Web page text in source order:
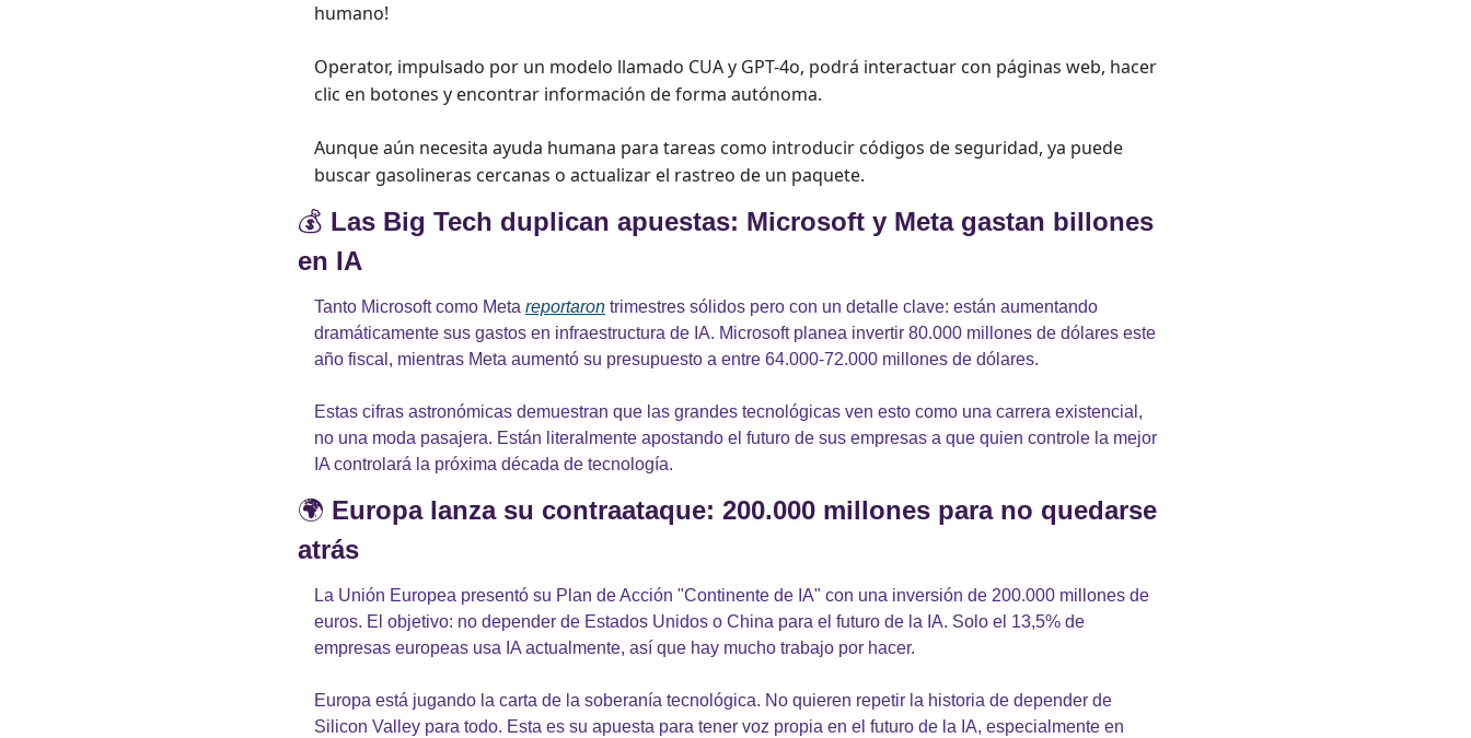
humano!
Operator, impulsado por un modelo llamado CUA y GPT-4o, podrá interactuar con páginas web, hacer
clic en botones y encontrar información de forma autónoma.
Aunque aún necesita ayuda humana para tareas como introducir códigos de seguridad, ya puede
buscar gasolineras cercanas o actualizar el rastreo de un paquete.
💰 Las Big Tech duplican apuestas: Microsoft y Meta gastan billones
en IA
Tanto Microsoft como Meta reportaron trimestres sólidos pero con un detalle clave: están aumentando
dramáticamente sus gastos en infraestructura de IA. Microsoft planea invertir 80.000 millones de dólares este
año fiscal, mientras Meta aumentó su presupuesto a entre 64.000-72.000 millones de dólares.
Estas cifras astronómicas demuestran que las grandes tecnológicas ven esto como una carrera existencial,
no una moda pasajera. Están literalmente apostando el futuro de sus empresas a que quien controle la mejor
IA controlará la próxima década de tecnología.
🌍 Europa lanza su contraataque: 200.000 millones para no quedarse
atrás
La Unión Europea presentó su Plan de Acción "Continente de IA" con una inversión de 200.000 millones de
euros. El objetivo: no depender de Estados Unidos o China para el futuro de la IA. Solo el 13,5% de
empresas europeas usa IA actualmente, así que hay mucho trabajo por hacer.
Europa está jugando la carta de la soberanía tecnológica. No quieren repetir la historia de depender de
Silicon Valley para todo. Esta es su apuesta para tener voz propia en el futuro de la IA, especialmente en